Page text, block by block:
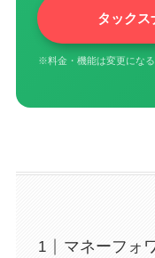
タック
※料金・機能は変更にな
マネーフォ